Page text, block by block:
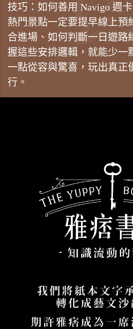
技巧：如何善用 Navigo 週
熱門景點一定要提早線上預
合進場、如何判斷一日遊路
握這些安排邏輯，就能少一
一點從容與驚喜，玩出真正
行。